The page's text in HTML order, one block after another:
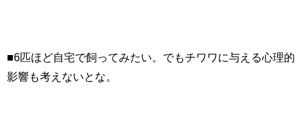
■6匹ほど自宅で飼ってみたい。でもチワワに与える心理的
影響も考えないとな。